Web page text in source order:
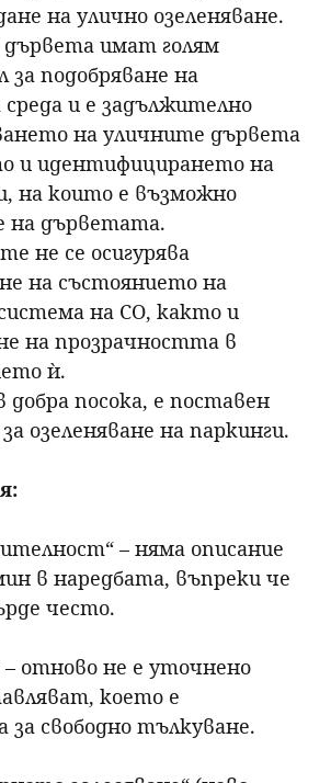
на улично озеленяване.
имат голям
за подобряване на
среда и е задължително
на уличните дървета
и идентифицирането на
на които е възможно
на дърветата.
не се осигурява
на състоянието на
на СО, както и
на прозрачността в
ѝ.
добра посока, е поставен
озеленяване на паркинги.
– няма описание
в наредбата, въпреки че
често.
– отново не е уточнено
което е
за свободно тълкуване.